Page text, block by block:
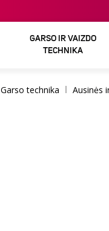
GARSO IR VAIZDO
TECHNIKA
Garso technika Ausinės